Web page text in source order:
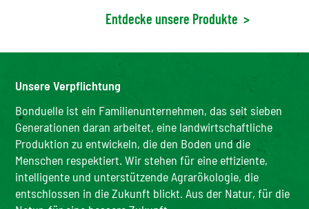
Entdecke unsere Produkte >
Unsere Verpflichtung
Bonduelle ist ein Familienunternehmen, das seit sieben
Generationen daran arbeitet, eine landwirtschaftliche
Produktion zu entwickeln, die den Boden und die
Menschen respektiert. Wir stehen für eine effiziente,
intelligente und unterstützende Agrarökologie, die
entschlossen in die Zukunft blickt. Aus der Natur, für die